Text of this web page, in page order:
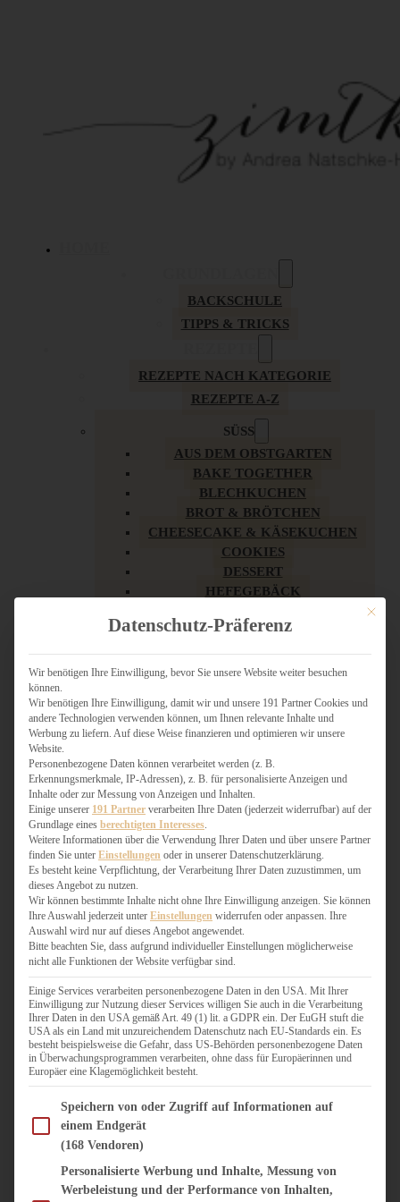
BACKSCHULE
TIPPS & TRICKS
REZEPTE NACH KATEGORIE
REZEPTE A-Z
SÜSS
AUS DEM OBSTGARTEN
BAKE TOGETHER
BLECHKUCHEN
BROT & BRÖTCHEN
CHEESECAKE & KÄSEKUCHEN
COOKIES
DESSERT
HEFEGEBÄCK
KUCHEN
LOW CARB & GESÜNDER
MY AMERICAN BAKERY
SCHOKOLADIGES
SÜSSES HAUPTGERICHT
TÖRTCHEN
VEGAN SÜSS
WEIHNACHTSBÄCKEREI
HERZHAFT
BURGER & SANDWICHES
FIX AUF DEM TISCH
FLEISCH & FISCH
GRILLEN / BARBECUE
HERZHAFTES BACKEN
ONE-POT-GERICHTE
PASTA & NUDELGERICHTE
PIZZA, TARTES & QUICHES
REIS & RISOTTO
SALATE & SNACKS
SUPPENKASPEREIEN
VORSPEISEN
Mit
Datenschutz-Präferenz
Wir benötigen Ihre Einwilligung, bevor Sie unsere Website weiter besuchen
können.
Wir benötigen Ihre Einwilligung, damit wir und unsere 191 Partner Cookies und
andere Technologien verwenden können, um Ihnen relevante Inhalte und
Werbung zu liefern. Auf diese Weise finanzieren und optimieren wir unsere
Website.
Personenbezogene Daten können verarbeitet werden (z. B.
Erkennungsmerkmale, IP-Adressen), z. B. für personalisierte Anzeigen und
Inhalte oder zur Messung von Anzeigen und Inhalten.
Einige unserer 191 Partner verarbeiten Ihre Daten (jederzeit widerrufbar) auf der
Grundlage eines berechtigten Interesses
Weitere Informationen über die Verwendung Ihrer Daten und über unsere Partner
finden Sie unter Einstellungen oder in unserer Datenschutzerklärung.
Es besteht keine Verpflichtung, der Verarbeitung Ihrer Daten zuzustimmen, um
dieses Angebot zu nutzen.
Wir können bestimmte Inhalte nicht ohne Ihre Einwilligung anzeigen. Sie können
Ihre Auswahl jederzeit unter Einstellungen widerrufen oder anpassen. Ihre
Auswahl wird nur auf dieses Angebot angewendet.
Bitte beachten Sie, dass aufgrund individueller Einstellungen möglicherweise
nicht alle Funktionen der Website verfügbar sind.
Einige Services verarbeiten personenbezogene Daten in den USA. Mit Ihrer
Einwilligung zur Nutzung dieser Services willigen Sie auch in die Verarbeitung
Ihrer Daten in den USA gemäß Art. 49 (1) lit. a GDPR ein. Der EuGH stuft die
USA als ein Land mit unzureichendem Datenschutz nach EU-Standards ein. Es
besteht beispielsweise die Gefahr, dass US-Behörden personenbezogene Daten
in Überwachungsprogrammen verarbeiten, ohne dass für Europäerinnen und
Europäer eine Klagemöglichkeit besteht.
Im Folgenden finden Sie eine Liste der Zwecke des IAB Transparency and Consent
Speichern von oder Zugriff auf Informationen auf
einem Endgerät
(168 Vendoren)
Personalisierte Werbung und Inhalte, Messung von
Werbeleistung und der Performance von Inhalten,